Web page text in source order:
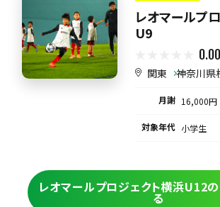
レオマールプ
U9
0.00
関東 神奈川県
月謝 16,000円
対象年代 小学生
レオマールプロジェクト横浜U12
る